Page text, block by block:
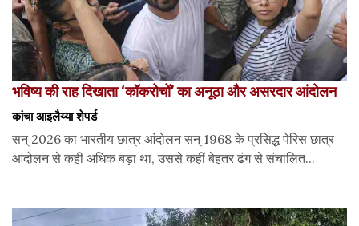
भविष्य की राह दिखाता ‘कॉकरोचों’ का अनूठा और असरदार आंदोलन
कांचा आइलैय्या शेपर्ड
सन् 2026 का भारतीय छात्र आंदोलन सन् 1968 के प्रसिद्ध पेरिस छात्र
आंदोलन से कहीं अधिक बड़ा था, उससे कहीं बेहतर ढंग से संचालित...